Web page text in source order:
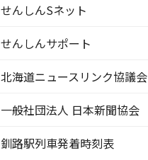
せんしんSネット
せんしんサポート
北海道ニュースリンク協議会
一般社団法人 日本新聞協会
釧路駅列車発着時刻表